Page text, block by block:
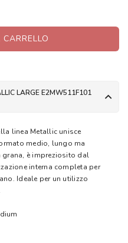
E2MW511F101
linea Metallic unisce
medio, lungo ma
è impreziosito dal
interna completa per
Ideale per un utilizzo